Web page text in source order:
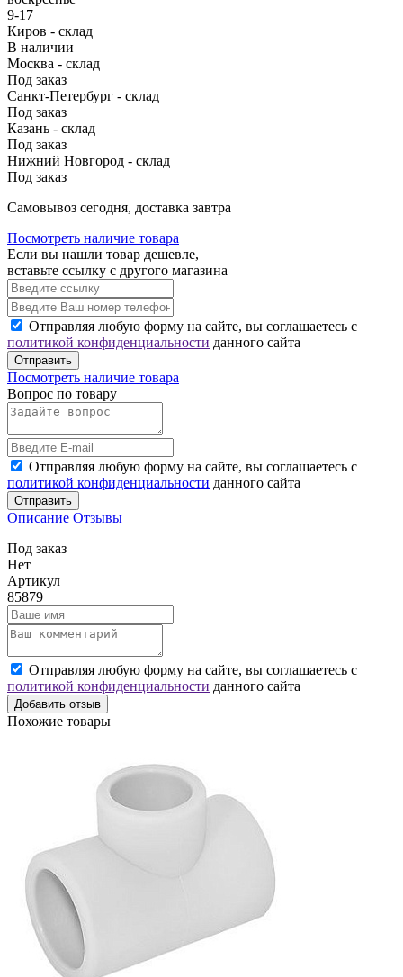
9-17
Киров - склад
В наличии
Москва - склад
Под заказ
Санкт-Петербург - склад
Под заказ
Казань - склад
Под заказ
Нижний Новгород - склад
Под заказ
Cамовывоз сегодня, доставка завтра
Посмотреть наличие товара
Если вы нашли товар дешевле,
вставьте ссылку с другого магазина
Отправляя любую форму на сайте, вы соглашаетесь с
политикой конфиденциальности данного сайта
Отправить
Посмотреть наличие товара
Вопрос по товару
Отправляя любую форму на сайте, вы соглашаетесь с
политикой конфиденциальности данного сайта
Отправить
Описание Отзывы
Под заказ
Нет
Артикул
85879
Отправляя любую форму на сайте, вы соглашаетесь с
политикой конфиденциальности данного сайта
Добавить отзыв
Похожие товары